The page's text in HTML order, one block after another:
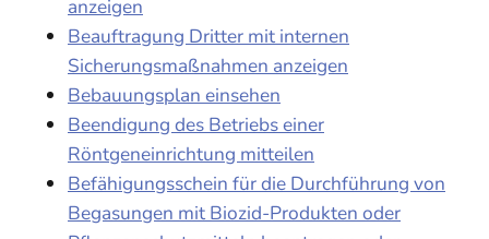
anzeigen
Beauftragung Dritter mit internen
Sicherungsmaßnahmen anzeigen
Bebauungsplan einsehen
Beendigung des Betriebs einer
Röntgeneinrichtung mitteilen
Befähigungsschein für die Durchführung von
Begasungen mit Biozid-Produkten oder